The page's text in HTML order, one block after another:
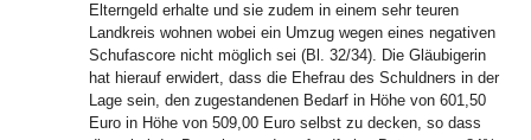
Elterngeld erhalte und sie zudem in einem sehr teuren
Landkreis wohnen wobei ein Umzug wegen eines negativen
Schufascore nicht möglich sei (Bl. 32/34). Die Gläubigerin
hat hierauf erwidert, dass die Ehefrau des Schuldners in der
Lage sein, den zugestandenen Bedarf in Höhe von 601,50
Euro in Höhe von 509,00 Euro selbst zu decken, so dass